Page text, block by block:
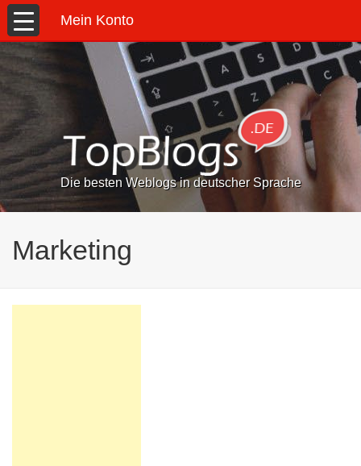
Mein Konto
Die besten Weblogs in deutscher Sprache
Marketing